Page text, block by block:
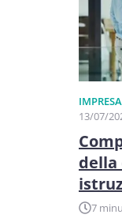
13/07/
della
7